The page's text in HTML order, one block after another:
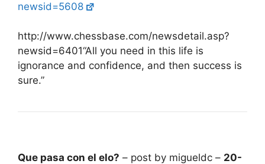
newsid=5608
http://www.chessbase.com/newsdetail.asp?
newsid=6401“All you need in this life is
ignorance and confidence, and then success is
sure.”
Que pasa con el elo? – post by migueldc – 20-